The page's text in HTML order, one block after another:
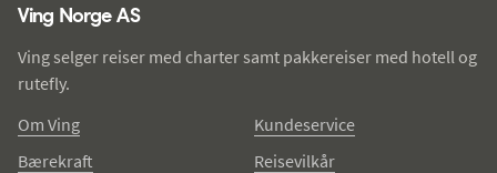
Ving Norge AS
Ving selger reiser med charter samt pakkereiser med hotell og
rutefly.
Om Ving
Bærekraft
Kundeservice
Reisevilkår